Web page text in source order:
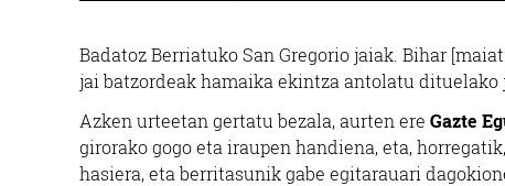
Badatoz Berriatuko San Gregorio jaiak. Bihar
jai batzordeak hamaika ekintza antolatu dituelako
Azken urteetan gertatu bezala, aurten ere Gazte
girorako gogo eta iraupen handiena, eta,
hasiera, eta berritasunik gabe egitarauari